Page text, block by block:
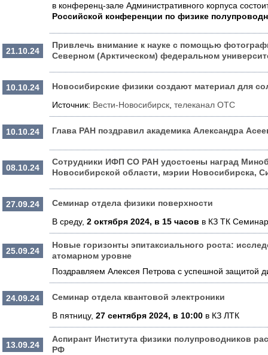
в конференц-зале Административного корпуса
Российской конференции по физике
21.10.24
Привлечь внимание к науке с помощью
Северном (Арктическом) федеральном
10.10.24
Новосибирские физики создают материал для
Источник: Вести-Новосибирск телеканал ОТС
10.10.24 Глава РАН поздравил академика Александра
08.10.24
Сотрудники ИФП СО РАН удостоены наград
Новосибирской области, мэрии Новосибирска,
27.09.24
Семинар отдела физики поверхности
В среду, 2 октября 2024, в 15 часов в КЗ ТК
25.09.24
Новые горизонты эпитаксиального роста:
атомарном уровне
Поздравляем Алексея Петрова с успешной защитой
24.09.24
Семинар отдела квантовой электроники
В пятницу, 27 сентября 2024, в 10:00 в КЗ ЛТК
13.09.24
Аспирант Института физики полупроводников
РФ